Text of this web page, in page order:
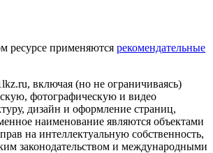
ресурсе применяются рекомендательные
включая (но не ограничиваясь)
фотографическую и видео
дизайн и оформление страниц,
наименование являются объектами
на интеллектуальную собственность,
законодательством и международными